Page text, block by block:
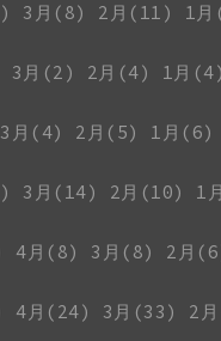
3月(8) 2月(11)
1
3月(2) 2月(4)
1月(4)
3月(4) 2月(5)
1月(6)
3月(14) 2月(10)
1
4月(8) 3月(8) 2月
4月(24) 3月(33) 2